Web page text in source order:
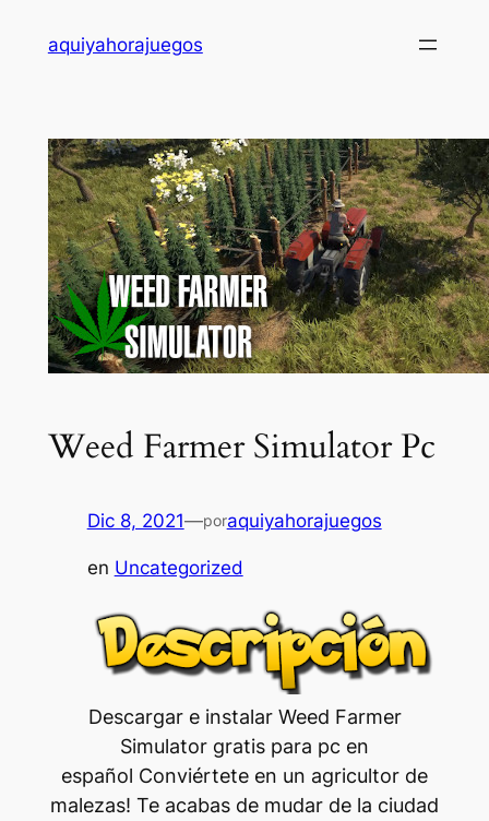
aquiyahorajuegos
Weed Farmer Simulator Pc
Dic 8, 2021—poraquiyahorajuegos
en Uncategorized
Descargar e instalar Weed Farmer
Simulator gratis para pc en
español Conviértete en un agricultor de
malezas! Te acabas de mudar de la ciudad